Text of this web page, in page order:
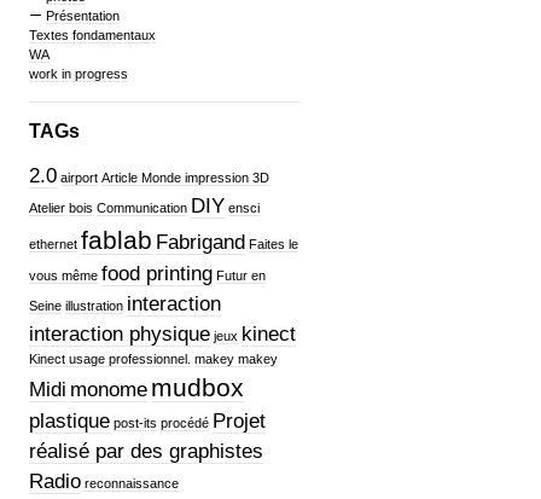
Présentation
Textes fondamentaux
WA
work in progress
TAGs
2.0 airport Article Monde impression 3D
Atelier bois Communication DIY ensci
ethernet fablab Fabrigand Faites le
vous même food printing Futur en
Seine illustration interaction
interaction physique jeux kinect
Kinect usage professionnel. makey makey
Midi monome mudbox
plastique post-its procédé Projet
réalisé par des graphistes
Radio reconnaissance